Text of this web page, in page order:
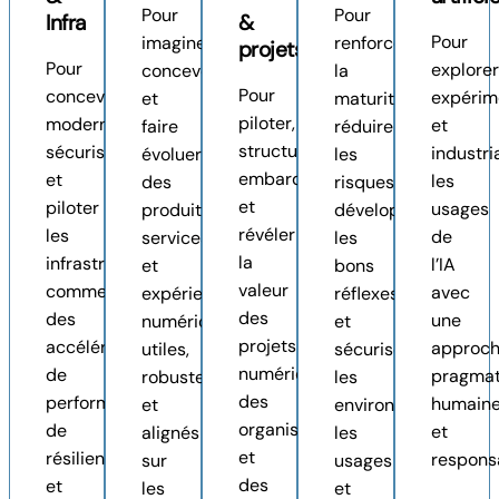
Infra
Pour
concevoir,
moderniser,
sécuriser
et
piloter
les
infrastructures
comme
des
accélérateurs
de
performance,
de
résilience
et
Pour
imaginer,
concevoir
et
faire
évoluer
des
produits,
services
et
expériences
numériques
utiles,
robustes
et
alignés
sur
les
&
projets
Pour
piloter,
structurer,
embarquer
et
révéler
la
valeur
des
projets
numériques,
des
organisations
et
des
Pour
renforcer
la
maturité,
réduire
les
risques,
développer
les
bons
réflexes
et
sécuriser
les
environnements,
les
usages
et
Pour
et
les
usages
de
l’IA
avec
une
et